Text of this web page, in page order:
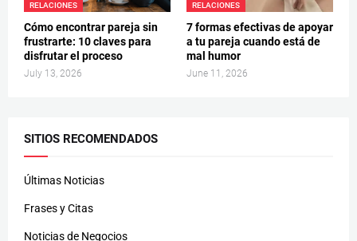
RELACIONES
Cómo encontrar pareja sin
frustrarte: 10 claves para
disfrutar el proceso
July 13, 2026
RELACIONES
7 formas efectivas de apoyar
a tu pareja cuando está de
mal humor
June 11, 2026
SITIOS RECOMENDADOS
Últimas Noticias
Frases y Citas
Noticias de Negocios